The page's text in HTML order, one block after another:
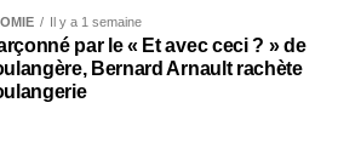
Il y a 1 semaine
par le « Et avec ceci ? » de
Bernard Arnault rachète